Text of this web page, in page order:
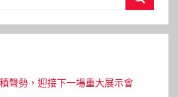
聲勢，迎接下一場重大展示會